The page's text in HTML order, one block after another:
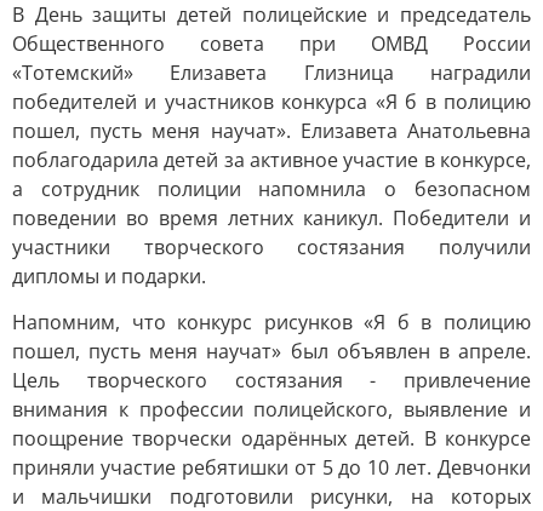
В День защиты детей полицейские и председатель
Общественного совета при ОМВД России
«Тотемский» Елизавета Глизница наградили
победителей и участников конкурса «Я б в полицию
пошел, пусть меня научат». Елизавета Анатольевна
поблагодарила детей за активное участие в конкурсе,
а сотрудник полиции напомнила о безопасном
поведении во время летних каникул. Победители и
участники творческого состязания получили
дипломы и подарки.
Напомним, что конкурс рисунков «Я б в полицию
пошел, пусть меня научат» был объявлен в апреле.
Цель творческого состязания - привлечение
внимания к профессии полицейского, выявление и
поощрение творчески одарённых детей. В конкурсе
приняли участие ребятишки от 5 до 10 лет. Девчонки
и мальчишки подготовили рисунки, на которых